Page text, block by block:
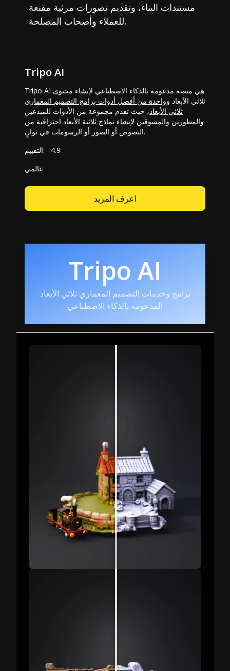
مستندات البناء، وتقديم تصورات مرئية مقنعة
للعملاء وأصحاب المصلحة.
Tripo AI
Tripo AI هي منصة مدعومة بالذكاء الاصطناعي لإنشاء محتوى
ثلاثي الأبعاد وواحدة من أفضل أدوات برامج التصميم المعماري
ثلاثي الأبعاد، حيث تقدم مجموعة من الأدوات للمبدعين
والمطورين والمسوقين لإنشاء نماذج ثلاثية الأبعاد احترافية من
النصوص أو الصور أو الرسومات في ثوانٍ.
التقييم:
4.9
عالمي
اعرف المزيد
Tripo AI
برامج وخدمات التصميم المعماري ثلاثي الأبعاد
المدعومة بالذكاء الاصطناعي